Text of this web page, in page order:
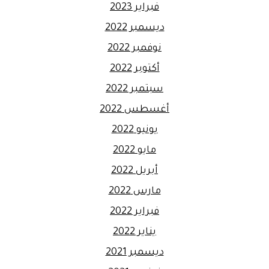
فبراير 2023
ديسمبر 2022
نوفمبر 2022
أكتوبر 2022
سبتمبر 2022
أغسطس 2022
يونيو 2022
مايو 2022
أبريل 2022
مارس 2022
فبراير 2022
يناير 2022
ديسمبر 2021